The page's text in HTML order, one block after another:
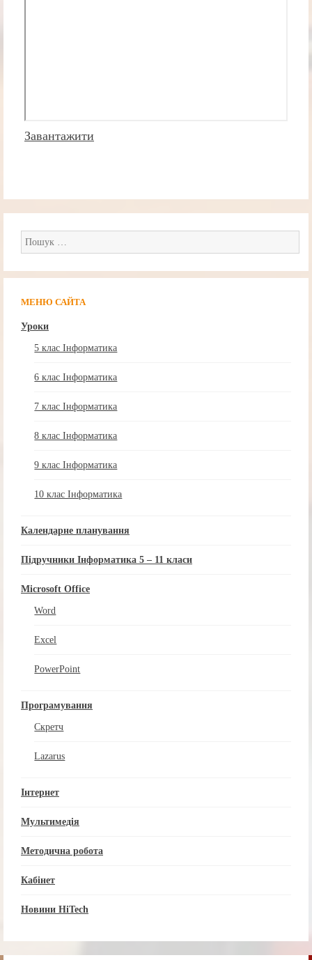
Завантажити
Пошук:
МЕНЮ САЙТА
Уроки
5 клас Інформатика
6 клас Інформатика
7 клас Інформатика
8 клас Інформатика
9 клас Інформатика
10 клас Інформатика
Календарне планування
Підручники Інформатика 5 – 11 класи
Microsoft Office
Word
Excel
PowerPoint
Програмування
Скретч
Lazarus
Інтернет
Мультимедія
Методична робота
Кабінет
Новини HiTech